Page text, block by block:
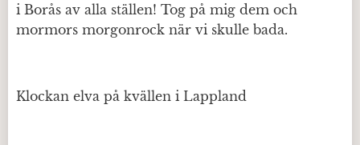
i Borås av alla ställen! Tog på mig dem och
mormors morgonrock när vi skulle bada.
Klockan elva på kvällen i Lappland